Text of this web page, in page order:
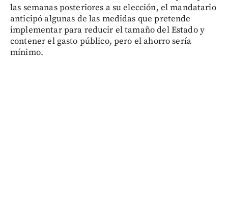
las semanas posteriores a su elección, el mandatario
anticipó algunas de las medidas que pretende
implementar para reducir el tamaño del Estado y
contener el gasto público, pero el ahorro sería
mínimo.